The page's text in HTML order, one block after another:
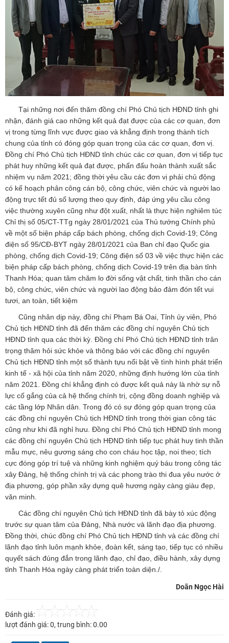
Tại những nơi đến thăm đồng chí Phó Chủ tịch HĐND tỉnh ghi
nhận, đánh giá cao những kết quả đạt được của các cơ quan, đơn
vị trong từng lĩnh vực được giao và khẳng định trong thành tích
chung của tỉnh có đóng góp quan trọng của các cơ quan, đơn vị.
Đồng chí Phó Chủ tịch HĐND tỉnh chúc các cơ quan, đơn vị tiếp tục
phát huy những kết quả đạt được, phấn đấu hoàn thành xuất sắc
nhiệm vụ năm 2021; đồng thời yêu cầu các đơn vị phải chủ động
có kế hoạch phân công cán bộ, công chức, viên chức và người lao
động trực tết đủ số lượng theo quy định, đáp ứng yêu cầu công
việc thường xuyên cũng như đột xuất, nhất là thực hiện nghiêm túc
Chỉ thị số 05/CT-TTg ngày 28/01/2021 của Thủ tướng Chính phủ
về một số biện pháp cấp bách phòng, chống dịch Covid-19; Công
điện số 95/CĐ-BYT ngày 28/01/2021 của Ban chỉ đạo Quốc gia
phòng, chống dịch Covid-19; Công điện số 03 về việc thực hiện các
biện pháp cấp bách phòng, chống dịch Covid-19 trên địa bàn tỉnh
Thanh Hóa; quan tâm chăm lo đời sống vật chất, tinh thần cho cán
bộ, công chức, viên chức và người lao động bảo đảm đón tết vui
tươi, an toàn, tiết kiệm
Cũng nhân dịp này, đồng chí Phạm Bá Oai, Tỉnh ủy viên, Phó
Chủ tịch HĐND tỉnh đã đến thăm các đồng chí nguyên Chủ tịch
HĐND tỉnh qua các thời kỳ. Đồng chí Phó Chủ tịch HĐND tỉnh trân
trọng thăm hỏi sức khỏe và thông báo với các đồng chí nguyên
Chủ tịch HĐND tỉnh một số thành tựu nổi bật về tình hình phát triển
kinh tế - xã hội của tỉnh năm 2020, những định hướng lớn của tỉnh
năm 2021. Đồng chí khẳng định có được kết quả này là nhờ sự nỗ
lực cố gắng của cả hệ thống chính trị, cộng đồng doanh nghiệp và
các tầng lớp Nhân dân. Trong đó có sự đóng góp quan trọng của
các đồng chí nguyên Chủ tịch HĐND tỉnh trong thời gian công tác
cũng như khi đã nghỉ hưu. Đồng chí Phó Chủ tịch HĐND tỉnh mong
các đồng chí nguyên Chủ tịch HĐND tỉnh tiếp tục phát huy tinh thần
mẫu mực, nêu gương sáng cho con cháu học tập, noi theo; tích
cực đóng góp trí tuệ và những kinh nghiệm quý báu trong công tác
xây Đảng, hệ thống chính trị và các phong trào thi đua yêu nước ở
địa phương, góp phần xây dựng quê hương ngày càng giàu đẹp,
văn minh.
Các đồng chí nguyên Chủ tịch HĐND tỉnh đã bày tỏ xúc động
trước sự quan tâm của Đảng, Nhà nước và lãnh đạo địa phương.
Đồng thời, chúc đồng chí Phó Chủ tịch HĐND tỉnh và các đồng chí
lãnh đạo tỉnh luôn mạnh khỏe, đoàn kết, sáng tạo, tiếp tục có nhiều
quyết sách đúng đắn trong lãnh đạo, chỉ đạo, điều hành, xây dựng
tỉnh Thanh Hóa ngày càng phát triển toàn diện./.
Doãn Ngọc Hài
Đánh giá:
lượt đánh giá:0, trung bình:0.00